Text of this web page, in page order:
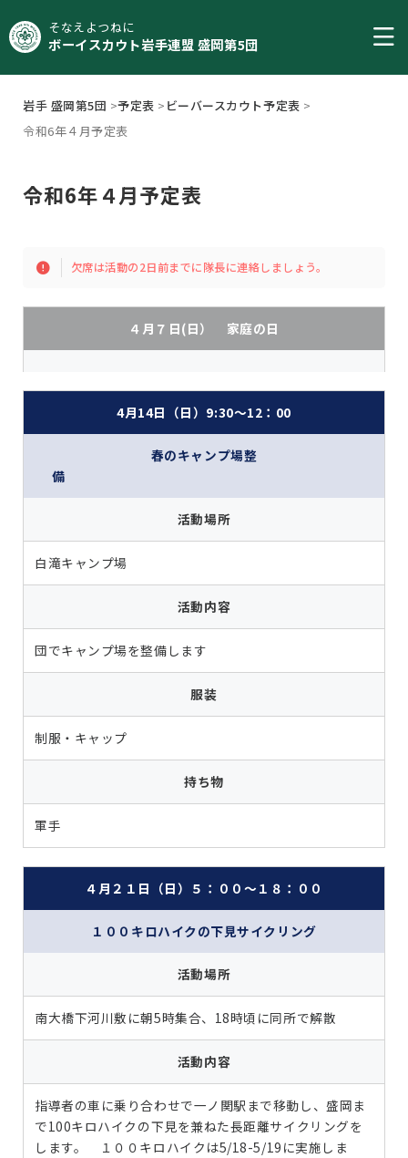
そなえよつねに
ボーイスカウト岩手連盟 盛岡第5団
岩手 盛岡第5団 >予定表 > ビーバースカウト予定表 >
令和6年４月予定表
令和6年４月予定表
欠席は活動の2日前までに隊長に連絡しましょう。
４月７日(日） 家庭の日
4月14日（日）9:30～12：00
春のキャンプ場整
備
活動場所
白滝キャンプ場
活動内容
団でキャンプ場を整備します
服装
制服・キャップ
持ち物
軍手
４月２１日（日）５：００～１８：００
１００キロハイクの下見サイクリング
活動場所
南大橋下河川敷に朝5時集合、18時頃に同所で解散
活動内容
指導者の車に乗り合わせで一ノ関駅まで移動し、盛岡ま
で100キロハイクの下見を兼ねた長距離サイクリングを
します。 １００キロハイクは5/18-5/19に実施しま